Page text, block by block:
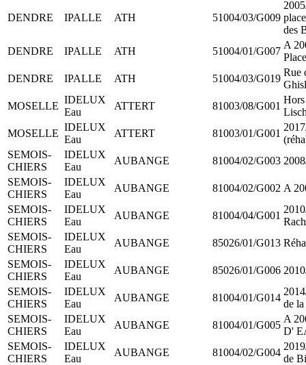
DENDRE IPALLE ATH 51004/03/G009
des
DENDRE
IPALLE ATH 51004/01/G007
A
DENDRE
IPALLE ATH 51004/03/G019
Rue
MOSELLE
IDELUX
Eau
ATTERT 81003/08/G001
MOSELLE
IDELUX
Eau
ATTERT 81003/01/G001
SEMOIS-
CHIERS
IDELUX
Eau
AUBANGE 81004/02/G003
SEMOIS-
CHIERS
IDELUX
Eau
AUBANGE 81004/02/G002 A
SEMOIS-
CHIERS
IDELUX
Eau
AUBANGE 81004/04/G001
SEMOIS-
CHIERS
IDELUX
Eau
AUBANGE 85026/01/G013
SEMOIS-
CHIERS
IDELUX
Eau
AUBANGE 85026/01/G006
SEMOIS-
CHIERS
IDELUX
Eau
AUBANGE 81004/01/G014
de
SEMOIS-
CHIERS
IDELUX
Eau
AUBANGE 81004/01/G005
A
D'
SEMOIS-
CHIERS
IDELUX
Eau
AUBANGE 81004/02/G004
de